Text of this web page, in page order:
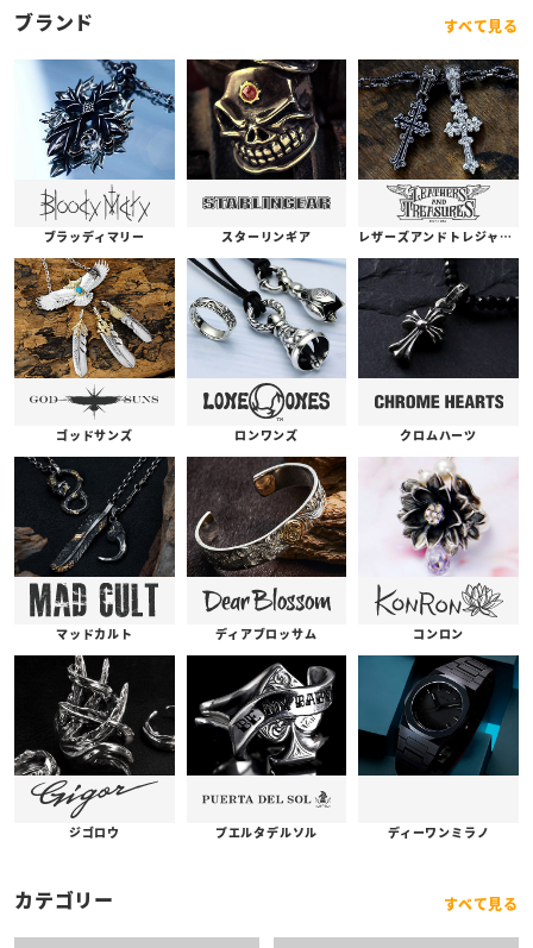
ブランド すべて見る
ブラッディマリー スターリンギア レザーズアンドトレジャーズ
ゴッドサンズ ロンワンズ クロムハーツ
マッドカルト ディアブロッサム コンロン
ジゴロウ プエルタデルソル ディーワンミラノ
カテゴリー すべて見る